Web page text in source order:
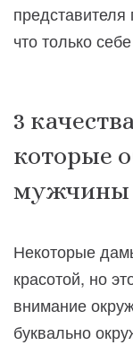
что только
3
которые
мужчины
Некоторые
красотой, но
внимание
буквально